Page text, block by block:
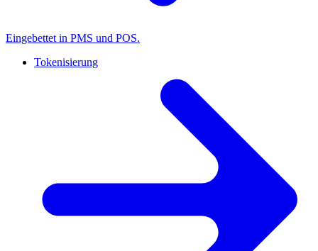
Eingebettet in PMS und POS.
Tokenisierung